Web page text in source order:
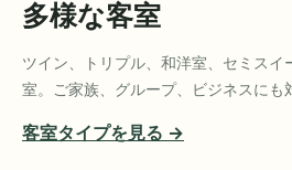
多様な客室
ツイン、トリプル、和洋室、セミスイ
室。ご家族、グループ、ビジネスにも
客室タイプを見る →